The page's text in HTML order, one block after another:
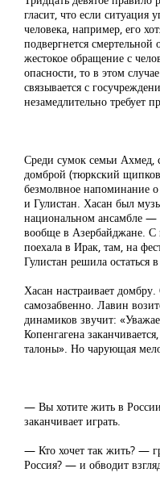
гласит, что если
человека, например, его
подвергнется
жестокое обращение с
опасности, то в этом
связывается с
незамедлительно требует
Среди сумок семьи Ахмед,
домброй (тюркский
безмолвное напоминание
и Гулистан. Хасан был
национальном ансамбле —
вообще в Азербайджане. С
поехала в Ирак, там, на
Гулистан решила остаться
Хасан настраивает
самозабвенно. Лавин
динамиков звучит:
Копенгагена
талоны». Но чарующая
— Вы хотите жить в
заканчивает играть.
— Кто хочет так жить? —
Россия? — и обводит